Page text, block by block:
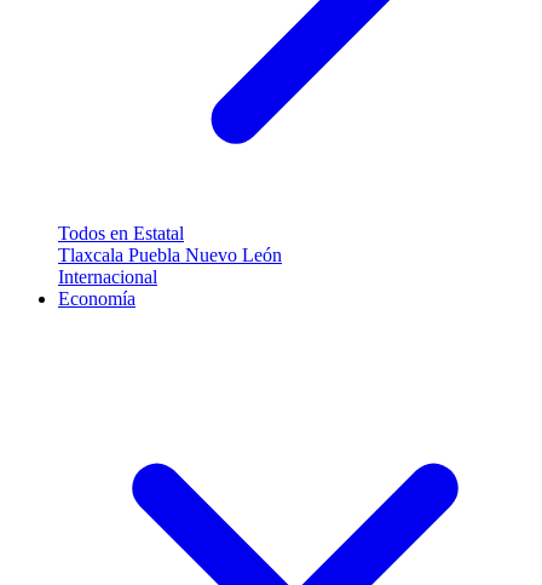
Todos en Estatal
Tlaxcala Puebla Nuevo León
Internacional
Economía